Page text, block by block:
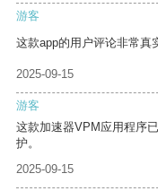
游客
这款app的用户评论非常真
2025-09-15
游客
这款加速器VPM应用程序
护。
2025-09-15